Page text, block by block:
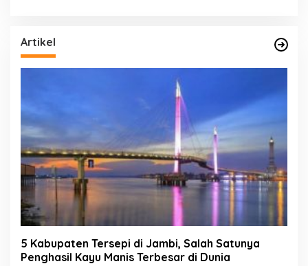
Artikel
5 Kabupaten Tersepi di Jambi, Salah Satunya
Penghasil Kayu Manis Terbesar di Dunia